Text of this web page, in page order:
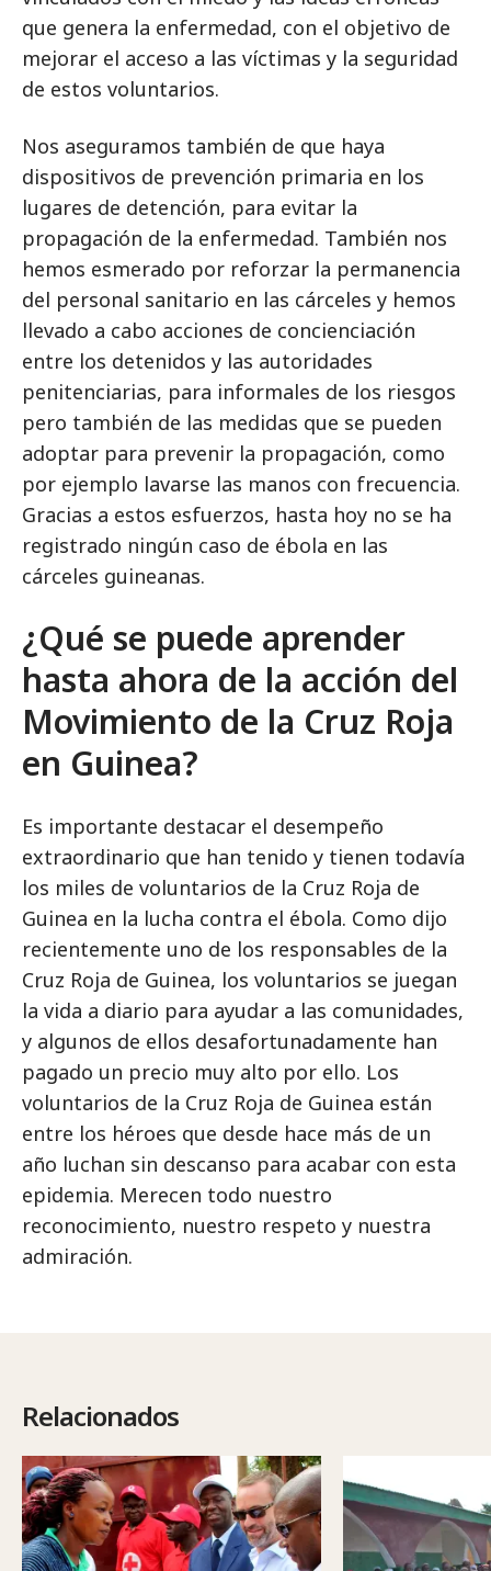
que genera la enfermedad, con el objetivo de
mejorar el acceso a las víctimas y la seguridad
de estos voluntarios.
Nos aseguramos también de que haya
dispositivos de prevención primaria en los
lugares de detención, para evitar la
propagación de la enfermedad. También nos
hemos esmerado por reforzar la permanencia
del personal sanitario en las cárceles y hemos
llevado a cabo acciones de concienciación
entre los detenidos y las autoridades
penitenciarias, para informales de los riesgos
pero también de las medidas que se pueden
adoptar para prevenir la propagación, como
por ejemplo lavarse las manos con frecuencia.
Gracias a estos esfuerzos, hasta hoy no se ha
registrado ningún caso de ébola en las
cárceles guineanas.
¿Qué se puede aprender
hasta ahora de la acción del
Movimiento de la Cruz Roja
en Guinea?
Es importante destacar el desempeño
extraordinario que han tenido y tienen todavía
los miles de voluntarios de la Cruz Roja de
Guinea en la lucha contra el ébola. Como dijo
recientemente uno de los responsables de la
Cruz Roja de Guinea, los voluntarios se juegan
la vida a diario para ayudar a las comunidades,
y algunos de ellos desafortunadamente han
pagado un precio muy alto por ello. Los
voluntarios de la Cruz Roja de Guinea están
entre los héroes que desde hace más de un
año luchan sin descanso para acabar con esta
epidemia. Merecen todo nuestro
reconocimiento, nuestro respeto y nuestra
admiración.
Relacionados